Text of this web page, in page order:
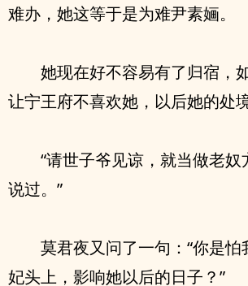
难办，她这等于是为难尹素婳。
她现在好不容易有了归宿，
让宁王府不喜欢她，以后她的处
“请世子爷见谅，就当做老
说过。”
莫君夜又问了一句：“你是
妃头上，影响她以后的日子？”